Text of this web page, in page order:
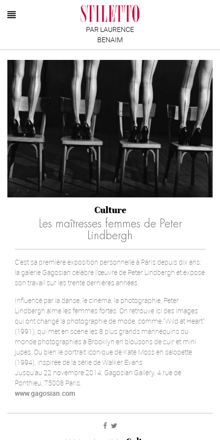
PAR LAURENCE
BENAIM
Culture
Les maîtresses femmes de Peter
Lindbergh
C'est sa première exposition personnelle à Paris depuis dix ans:
la galerie Gagosian célèbre l’œuvre de Peter Lindbergh et expose
son travail sur les trente dernières années.
Influencé par la danse, le cinéma, la photographie, Peter
Lindbergh aime les femmes fortes. On retrouve ici des images
qui ont changé la photographie de mode, comme "Wild at Heart"
(1991), qui met en scène les 8 plus grands mannequins du
monde photographiés à Brooklyn en blousons de cuir et mini
jupes. Ou bien le portrait iconique de Kate Moss en salopette
(1994), inspirée de la série de Walker Evans.
Jusqu'au 22 novembre 2014, Gagosian Gallery, 4 rue de
Ponthieu, 75008 Paris.
www.gagosian.com